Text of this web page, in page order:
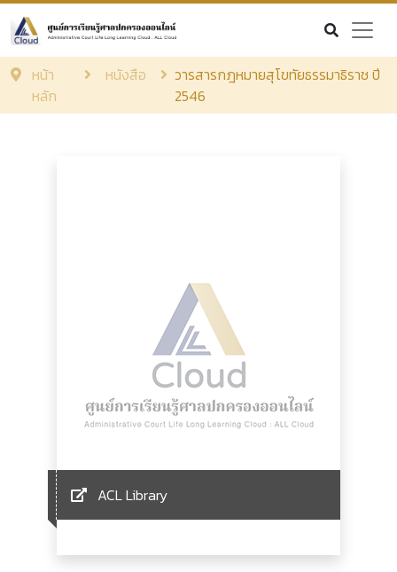
หน้า
หลัก
หนังสือ
วารสารกฎหมายสุโขทัยธรรมาธิราช ปี
2546
ACL Library